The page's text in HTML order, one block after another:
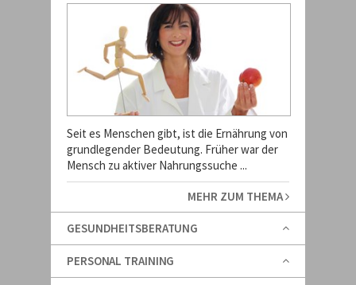
Seit es Menschen gibt, ist die Ernährung von
grundlegender Bedeutung. Früher war der
Mensch zu aktiver Nahrungssuche ...
MEHR ZUM THEMA
GESUNDHEITSBERATUNG
PERSONAL TRAINING